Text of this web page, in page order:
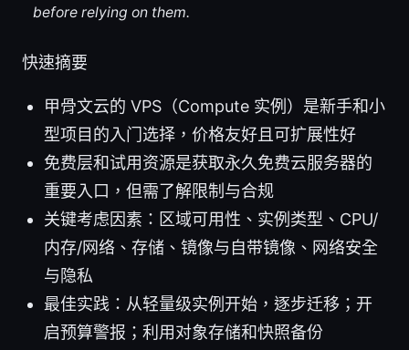
before relying on them.
快速摘要
甲骨文云的 VPS（Compute 实例）是新手和小
型项目的入门选择，价格友好且可扩展性好
免费层和试用资源是获取永久免费云服务器的
重要入口，但需了解限制与合规
关键考虑因素：区域可用性、实例类型、CPU/
内存/网络、存储、镜像与自带镜像、网络安全
与隐私
最佳实践：从轻量级实例开始，逐步迁移；开
启预算警报；利用对象存储和快照备份